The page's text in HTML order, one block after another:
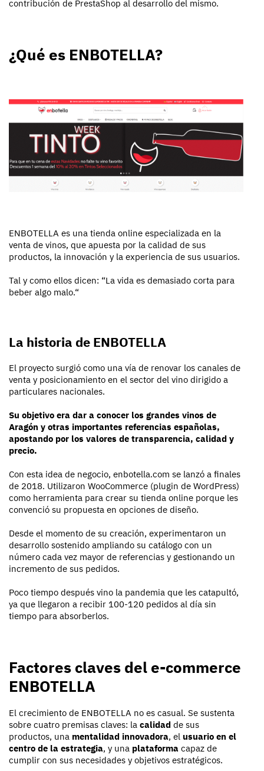
contribución de PrestaShop al desarrollo del mismo.
¿Qué es ENBOTELLA?
ENBOTELLA es una tienda online especializada en la
venta de vinos, que apuesta por la calidad de sus
productos, la innovación y la experiencia de sus usuarios.
Tal y como ellos dicen: “La vida es demasiado corta para
beber algo malo.“
La historia de ENBOTELLA
El proyecto surgió como una vía de renovar los canales de
venta y posicionamiento en el sector del vino dirigido a
particulares nacionales.
Su objetivo era dar a conocer los grandes vinos de
Aragón y otras importantes referencias españolas,
apostando por los valores de transparencia, calidad y
precio.
Con esta idea de negocio, enbotella.com se lanzó a finales
de 2018. Utilizaron WooCommerce (plugin de WordPress)
como herramienta para crear su tienda online porque les
convenció su propuesta en opciones de diseño.
Desde el momento de su creación, experimentaron un
desarrollo sostenido ampliando su catálogo con un
número cada vez mayor de referencias y gestionando un
incremento de sus pedidos.
Poco tiempo después vino la pandemia que les catapultó,
ya que llegaron a recibir 100-120 pedidos al día sin
tiempo para absorberlos.
Factores claves del e-commerce
ENBOTELLA
El crecimiento de ENBOTELLA no es casual. Se sustenta
sobre cuatro premisas claves: la calidad de sus
productos, una mentalidad innovadora, el usuario en el
centro de la estrategia, y una plataforma capaz de
cumplir con sus necesidades y objetivos estratégicos.